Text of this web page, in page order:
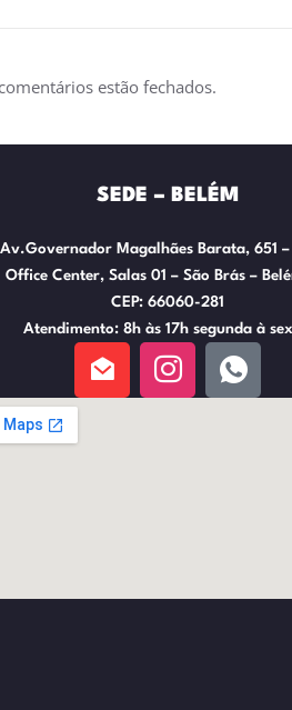
estão fechados.
SEDE – BELÉM
Av.Governador Magalhães Barata, 651 –
Office Center, Salas 01 – São Brás –
CEP: 66060-281
Atendimento: 8h às 17h segunda à